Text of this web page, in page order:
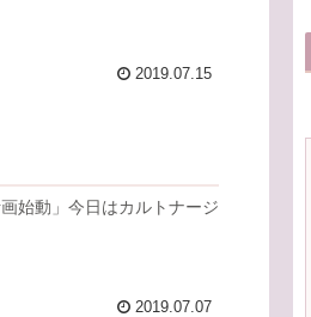
2019.07.15
始動」今日はカルトナージ
2019.07.07